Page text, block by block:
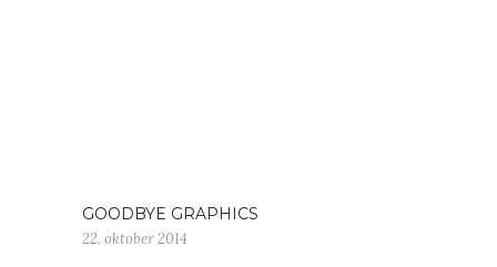
GOODBYE GRAPHICS
22. oktober 2014